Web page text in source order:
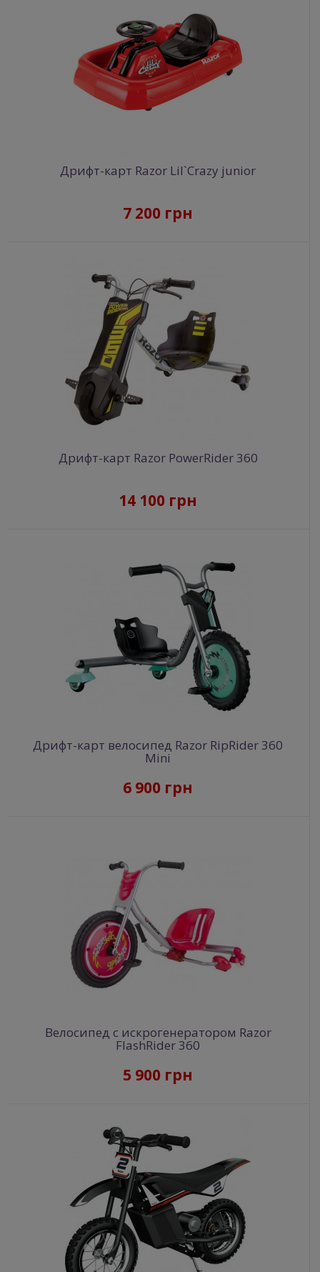
Дрифт-карт Razor Lil`Crazy junior
7 200 грн
Дрифт-карт Razor PowerRider 360
14 100 грн
Дрифт-карт велосипед Razor RipRider 360
Mini
6 900 грн
Велосипед с искрогенератором Razor
FlashRider 360
5 900 грн